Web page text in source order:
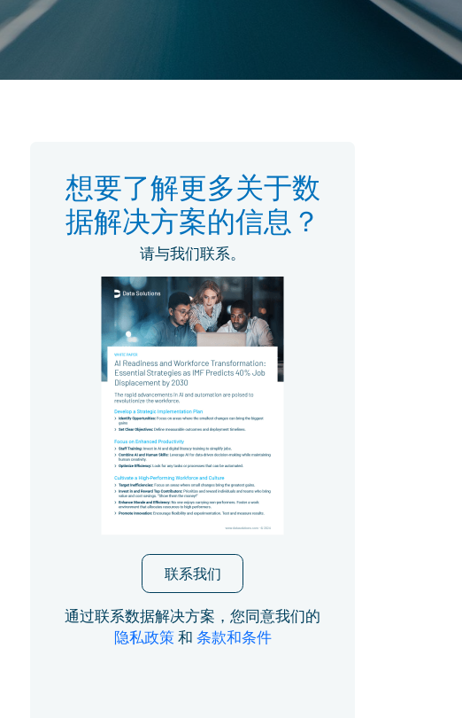
想要了解更多关于数
据解决方案的信息？
请与我们联系。
联系我们
通过联系数据解决方案，您同意我们的
隐私政策 和 条款和条件